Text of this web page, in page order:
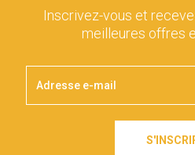
Inscrivez-vous et
meilleures offres